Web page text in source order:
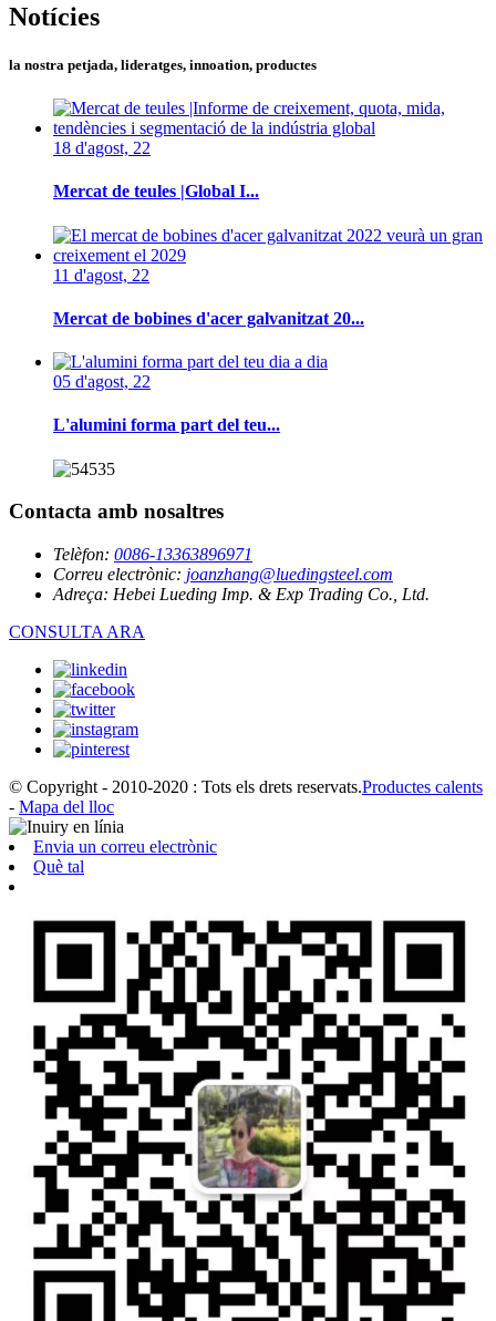
Notícies
la nostra petjada, lideratges, innoation, productes
18 d'agost, 22
Mercat de teules |Global I...
11 d'agost, 22
Mercat de bobines d'acer galvanitzat 20...
05 d'agost, 22
L'alumini forma part del teu...
Contacta amb nosaltres
Telèfon: 0086-13363896971
Correu electrònic: joanzhang@luedingsteel.com
Adreça: Hebei Lueding Imp. & Exp Trading Co., Ltd.
CONSULTA ARA
© Copyright - 2010-2020 : Tots els drets reservats.Productes calents
- Mapa del lloc
Envia un correu electrònic
Què tal